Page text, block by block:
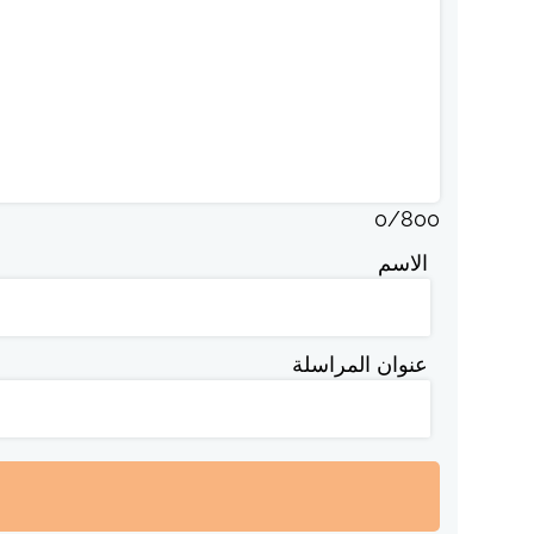
0/800
الاسم
عنوان المراسلة